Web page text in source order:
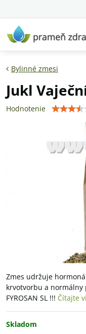
Bylinné zmesi
Jukl
Hodnotenie
Zmes udržuje
krvotvorbu a
FYROSAN SL !!! Čítajte
Skladom